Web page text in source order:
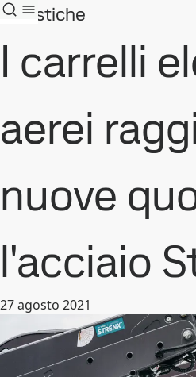
Casistiche
I carrelli
aerei
nuove
l'acciaio
27 agosto 2021